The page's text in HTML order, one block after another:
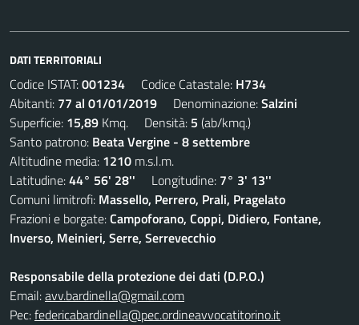
DATI TERRITORIALI
Codice ISTAT:001234 Codice Catastale: H734
Abitanti: 77 al 01/01/2019 Denominazione:Salzini
Superficie: 15,89 Kmq. Densità: 5 (ab/kmq.)
Santo patrono: Beata Vergine - 8 settembre
Altitudine media: 1210 m.s.l.m.
Latitudine:44° 56' 28'' Longitudine: 7° 3' 13''
Comuni limitrofi: Massello, Perrero, Prali, Pragelato
Frazioni e borgate:Campoforano, Coppi, Didiero, Fontane,
Inverso, Meinieri, Serre, Serrevecchio
Responsabile della protezione dei dati (D.P.O.)
Email:avv.bardinella@gmail.com
Pec:federicabardinella@pec.ordineavvocatitorino.it